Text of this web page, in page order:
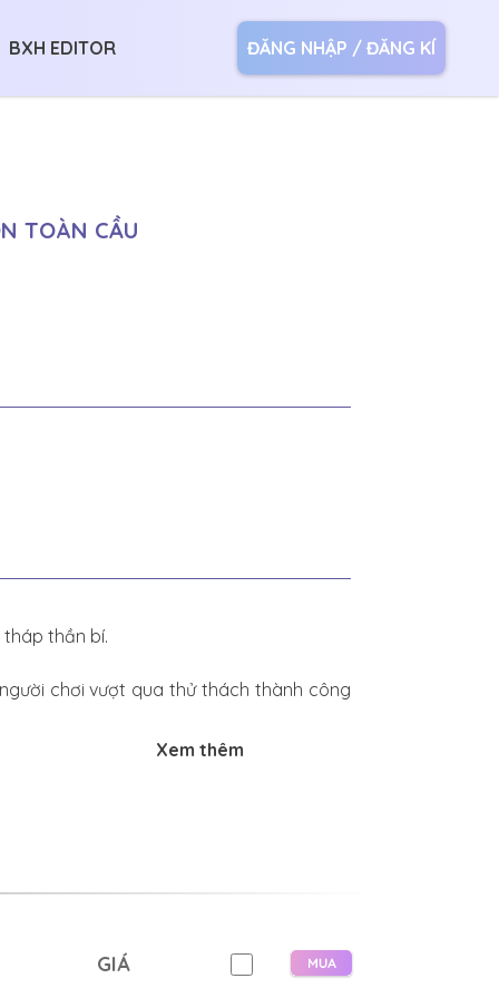
BXH EDITOR ĐĂNG NHẬP / ĐĂNG KÍ
TOÀN CẦU
thần bí.
chơi vượt qua thử thách thành công
rõ gợi ý phía sau mỗi cánh cửa.
Xem thêm
GIÁ